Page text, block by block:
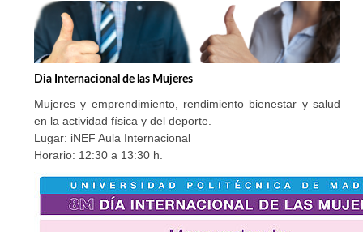
Dia Internacional de las Mujeres
Mujeres y emprendimiento, rendimiento bienestar y salud
en la actividad física y del deporte.
Lugar: iNEF Aula Internacional
Horario: 12:30 a 13:30 h.